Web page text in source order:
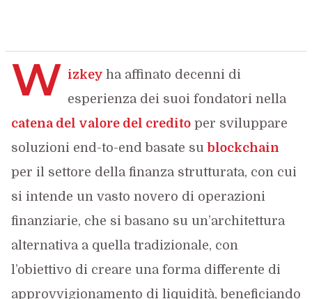
W izkey ha affinato decenni di
esperienza dei suoi fondatori nella
catena del valore del creditoper sviluppare
soluzioni end-to-end basate su blockchain
per il settore della finanza strutturata, con cui
si intende un vasto novero di operazioni
finanziarie, che si basano su un’architettura
alternativa a quella tradizionale, con
l’obiettivo di creare una forma differente di
approvvigionamento di liquidità, beneficiando